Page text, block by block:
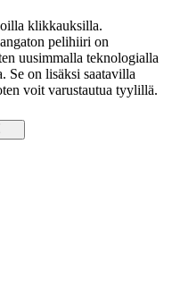
klikkauksilla.
pelihiiri on
uusimmalla teknologialla
Se on lisäksi saatavilla
voit varustautua tyylillä.